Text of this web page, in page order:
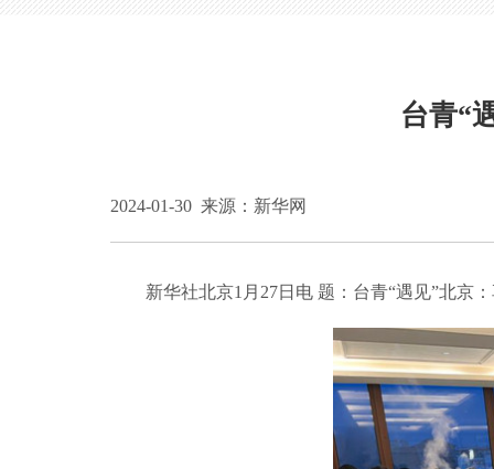
台青“
2024-01-30 来源：新华网
新华社北京1月27日电 题：台青“遇见”北京：